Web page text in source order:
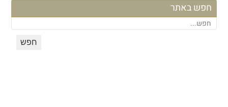
חפש באתר